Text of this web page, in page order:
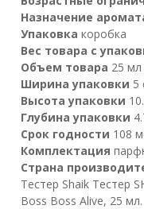
Назначение
Упаковка коробка
Вес товара с
Объем товара 25 мл
Ширина упаковки 5
Высота упаковки
Глубина упаковки
Срок годности 108
Комплектация
Страна
Тестер Shaik Тестер
Boss Boss Alive, 25 мл.